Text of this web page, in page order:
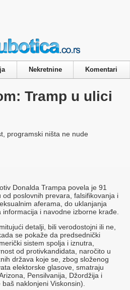
Nekretnine Komentari
Tramp u ulici
programski ništa ne nude
Donalda Trampa povela je 91
poslovnih prevara, falsifikovanja i
aferama, do uklanjanja
i navodne izborne krađe.
detalji, bili verodostojni ili ne,
se pokaže da predsednički
sistem spolja i iznutra,
od protivkandidata, naročito u
država koje se, zbog složenog
elektorske glasove, smatraju
Pensilvanija, Džordžija i
naklonjeni Viskonsin).
& Cookies Policy